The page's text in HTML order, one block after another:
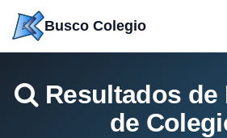
contenido
Busco Colegio
Resultados de
de